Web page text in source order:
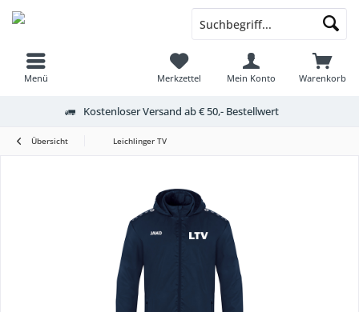
Menü Warenkorb
Merkzettel Mein Konto
Kostenloser Versand ab € 50,- Bestellwert
Übersicht Leichlinger TV